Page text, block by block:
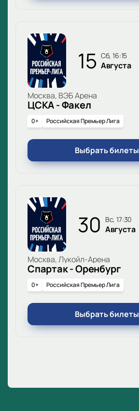
15 сб, 16:15
Августа
Москва, ВЭБ Арена
ЦСКА - Факел
0+ Российская Премьер Лига
Выбрать билеты
30 вс, 17:30
Августа
Москва, Лукойл-Арена
Спартак - Оренбург
0+ Российская Премьер Лига
Выбрать билеты